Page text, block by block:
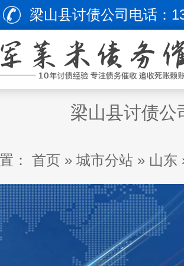
梁山县讨债公司电话：
梁山县讨债公
： 首页 » 城市分站» 山东